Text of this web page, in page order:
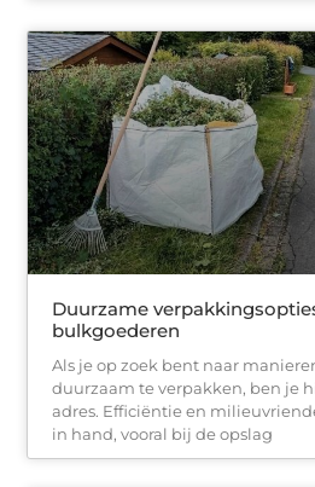
Duurzame
bulkgoederen
Als je op zoek bent naar
duurzaam te verpakken, ben je
adres. Efficiëntie en
in hand, vooral bij de opslag